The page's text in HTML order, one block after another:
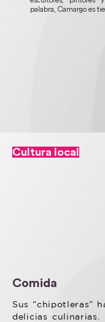
palabra, Camargo es
Cultura local
Comida
Sus “chipotleras”
delicias culinarias.